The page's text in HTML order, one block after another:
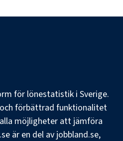
för lönestatistik i Sverige.
förbättrad funktionalitet
möjligheter att jämföra
är en del av jobbland.se,